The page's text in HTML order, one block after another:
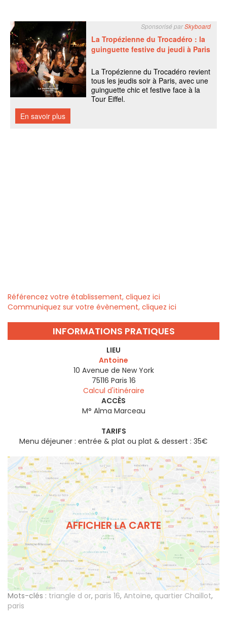
Référencez votre établissement, cliquez ici
Communiquez sur votre évènement, cliquez ici
INFORMATIONS PRATIQUES
LIEU
Antoine
10 Avenue de New York
75116 Paris 16
Calcul d'itinéraire
ACCÈS
M° Alma Marceau
TARIFS
Menu déjeuner : entrée & plat ou plat & dessert : 35€
AFFICHER LA CARTE
Mots-clés : triangle d or, paris 16, Antoine, quartier Chaillot,
paris